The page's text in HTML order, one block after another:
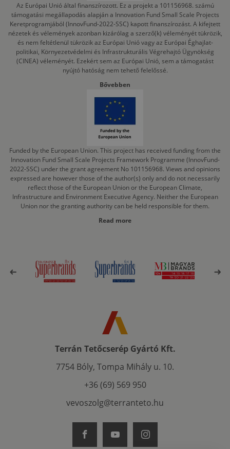
Az Európai Unió által finanszírozott. Ez a projekt a 101156968. számú
támogatási megállapodás alapján a Innovation Fund Small Scale Projects
Keretprogramjából (InnovFund-2022-SSC) kapott finanszírozást. A kifejtett
nézetek és vélemények azonban kizárólag a szerző(k) véleményét tükrözik,
és nem feltétlenül tükrözik az Európai Unió vagy az Európai Éghajlat-
politikai, Környezetvédelmi és Infrastrukturális Végrehajtó Ügynökség
(CINEA) véleményét. Ezekért sem az Európai Unió, sem a támogatást
nyújtó hatóság nem tehető felelőssé.
Bővebben
Funded by the European Union. This project has received funding from the
Innovation Fund Small Scale Projects Framework Programme (InnovFund-
2022-SSC) under the grant agreement No 101156968. Views and opinions
expressed are however those of the author(s) only and do not necessarily
reflect those of the European Union or the European Climate,
Infrastructure and Environment Executive Agency. Neither the European
Union nor the granting authority can be held responsible for them.
Read more
Terrán Tetőcserép Gyártó Kft.
7754 Bóly, Tompa Mihály u. 10.
+36 (69) 569 950
vevoszolg@terranteto.hu